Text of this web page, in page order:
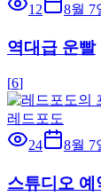
12
8월 7
역대급 운빨
[6]
레드포도
24
8월 7
스튜디오